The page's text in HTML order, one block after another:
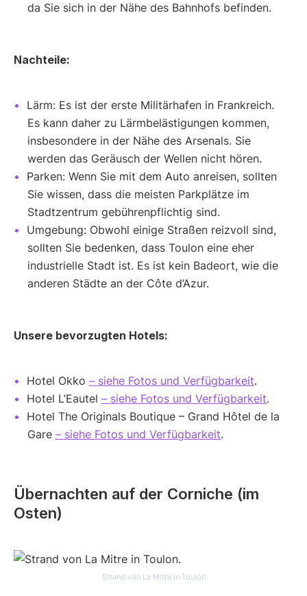
da Sie sich in der Nähe des Bahnhofs befinden.
Nachteile:
Lärm: Es ist der erste Militärhafen in Frankreich.
Es kann daher zu Lärmbelästigungen kommen,
insbesondere in der Nähe des Arsenals. Sie
werden das Geräusch der Wellen nicht hören.
Parken: Wenn Sie mit dem Auto anreisen, sollten
Sie wissen, dass die meisten Parkplätze im
Stadtzentrum gebührenpflichtig sind.
Umgebung: Obwohl einige Straßen reizvoll sind,
sollten Sie bedenken, dass Toulon eine eher
industrielle Stadt ist. Es ist kein Badeort, wie die
anderen Städte an der Côte d’Azur.
Unsere bevorzugten Hotels:
Hotel Okko – siehe Fotos und Verfügbarkeit.
Hotel L’Eautel – siehe Fotos und Verfügbarkeit.
Hotel The Originals Boutique – Grand Hôtel de la
Gare – siehe Fotos und Verfügbarkeit.
Übernachten auf der Corniche (im
Osten)
Strand von La Mitre in Toulon